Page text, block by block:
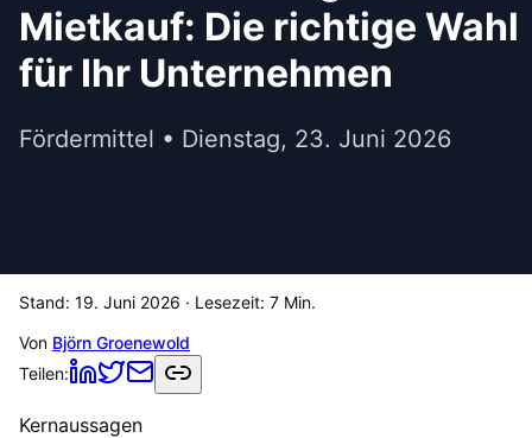
Mietkauf: Die richtige Wahl
für Ihr Unternehmen
Fördermittel • Dienstag, 23. Juni 2026
Stand: 19. Juni 2026 · Lesezeit: 7 Min.
Von Björn Groenewold
Teilen:
Kernaussagen